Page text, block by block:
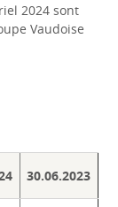
2024 sont
Vaudoise
30.06.2023